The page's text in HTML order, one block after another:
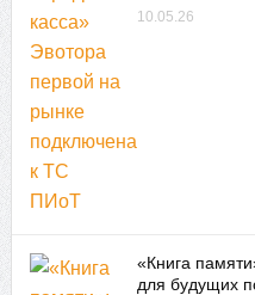
10.05.26
«Книга
для будущих